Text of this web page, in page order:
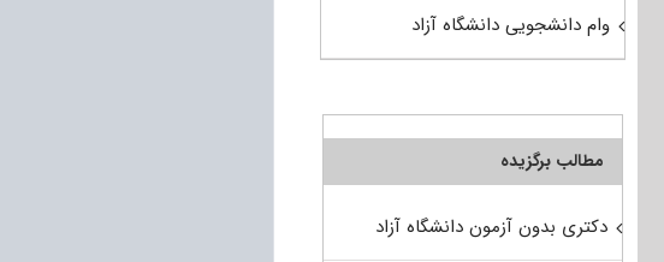
وام دانشجویی دانشگاه آزاد
مطالب برگزیده
دکتری بدون آزمون دانشگاه آزاد